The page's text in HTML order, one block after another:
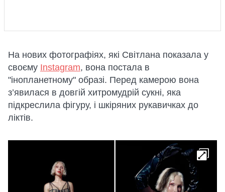
На нових фотографіях, які Світлана показала у
своєму Instagram, вона постала в
"інопланетному" образі. Перед камерою вона
з’явилася в довгій хитромудрій сукні, яка
підкреслила фігуру, і шкіряних рукавичках до
ліктів.